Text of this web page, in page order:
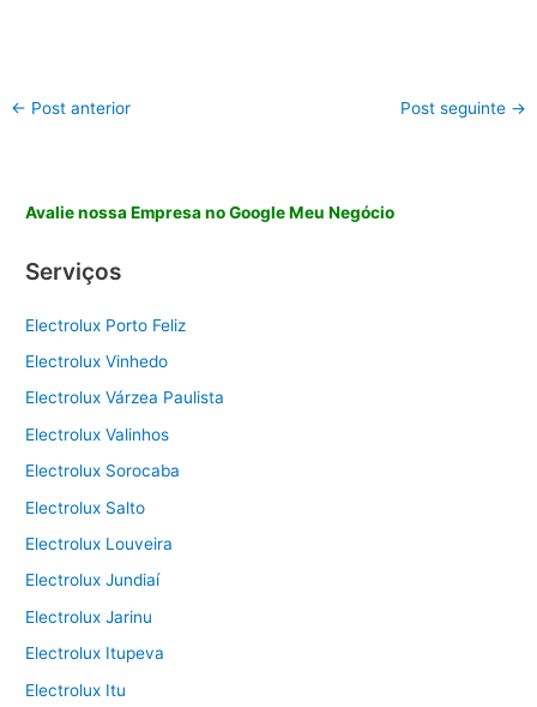
← Post anterior Post seguinte →
Avalie nossa Empresa no Google Meu Negócio
Serviços
Electrolux Porto Feliz
Electrolux Vinhedo
Electrolux Várzea Paulista
Electrolux Valinhos
Electrolux Sorocaba
Electrolux Salto
Electrolux Louveira
Electrolux Jundiaí
Electrolux Jarinu
Electrolux Itupeva
Electrolux Itu